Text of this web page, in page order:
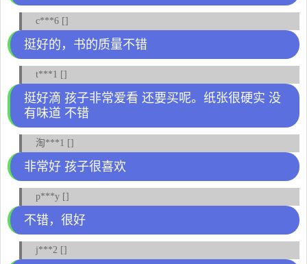
c***6 []
挺好的，书的质量不错
t***1 []
挺好滴 孩子非常爱看 还要买呢。纸张很硬实 没
有味道 不错
淘***1 []
非常好 孩子很喜欢
p***y []
不错，很好
j***2 []